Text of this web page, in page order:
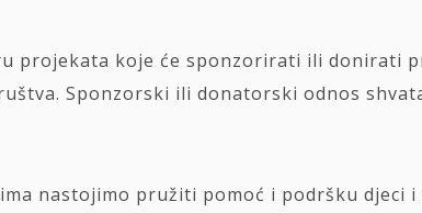
projekata koje će sponzorirati ili donirati
Sponzorski ili donatorski odnos
nastojimo pružiti pomoć i podršku djeci